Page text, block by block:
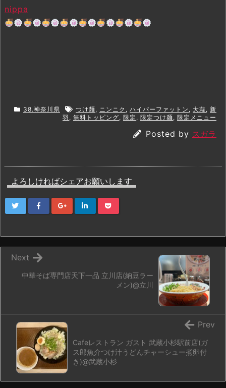
nippa
38.神奈川県 つけ麺, ニンニク , ハイパーファットン , 大蒜, 新
羽 , 無料トッピング, 限定 , 限定つけ麺, 限定メニュー
Posted by スガラ
よろしければシェアお願いします
中華そば専門店天下一品 立川店(納豆ラー
メン)@立川
Next
Cafeレストラン ガスト 武蔵小杉駅前店(ガ
ス郎魚介つけ汁うどんチャーシュー煮卵付
き)@武蔵小杉
Prev